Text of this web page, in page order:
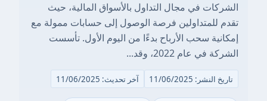
الشركات في مجال التداول بالأسواق المالية، حيث
تقدم للمتداولين فرصة الوصول إلى حسابات ممولة مع
إمكانية سحب الأرباح بدءًا من اليوم الأول. تأسست
الشركة في عام 2022، وقد...
تاريخ النشر: 11/06/2025 آخر تحديث: 11/06/2025